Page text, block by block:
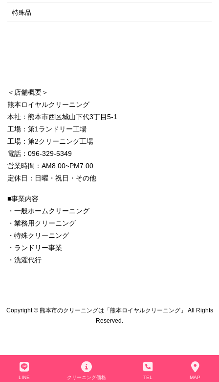
特殊品
＜店舗概要＞
熊本ロイヤルクリーニング
本社：熊本市西区城山下代3丁目5-1
工場：第1ランドリー工場
工場：第2クリーニング工場
電話：096-329-5349
営業時間：AM8:00~PM7:00
定休日：日曜・祝日・その他
■事業内容
・一般ホームクリーニング
・業務用クリーニング
・特殊クリーニング
・ランドリー事業
・洗濯代行
Copyright © 熊本市のクリーニングは「熊本ロイヤルクリーニング」 All Rights
Reserved.
LINE クリーニング価格 TEL MAP